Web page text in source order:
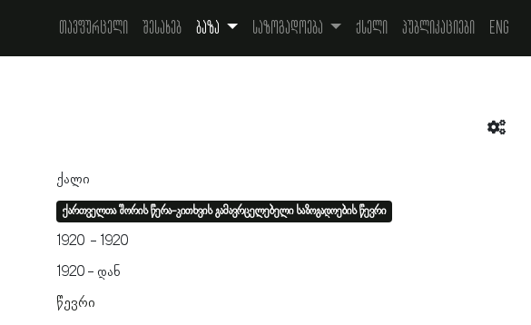
თავფურცელი შესახებ ბაზა საზოგადოება ქსელი პუბლიკაციები Eng
ქალი
ქართველთა შორის წერა-კითხვის გამავრცელებელი საზოგადოების წევრი
1920
1920
1920
წევრი